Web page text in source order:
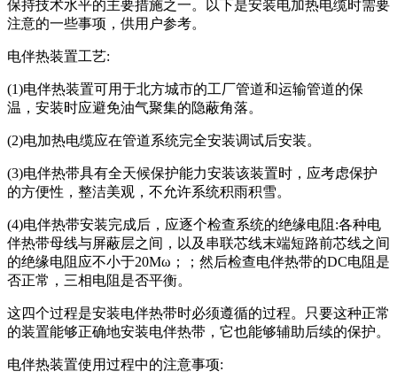
保持技术水平的主要措施之一。以下是安装电加热电缆时需要
注意的一些事项，供用户参考。
电伴热装置工艺:
(1)电伴热装置可用于北方城市的工厂管道和运输管道的保
温，安装时应避免油气聚集的隐蔽角落。
(2)电加热电缆应在管道系统完全安装调试后安装。
(3)电伴热带具有全天候保护能力安装该装置时，应考虑保护
的方便性，整洁美观，不允许系统积雨积雪。
(4)电伴热带安装完成后，应逐个检查系统的绝缘电阻:各种电
伴热带母线与屏蔽层之间，以及串联芯线末端短路前芯线之间
的绝缘电阻应不小于20Mω；；然后检查电伴热带的DC电阻是
否正常，三相电阻是否平衡。
这四个过程是安装电伴热带时必须遵循的过程。只要这种正常
的装置能够正确地安装电伴热带，它也能够辅助后续的保护。
电伴热装置使用过程中的注意事项: